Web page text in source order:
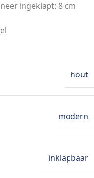
ingeklapt: 8 cm
hout
modern
inklapbaar